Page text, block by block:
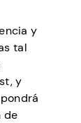
y
tal
y
de